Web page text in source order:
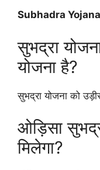
Subhadra
सुभद्रा
योजना है?
सुभद्रा योजना को
ओड़िसा
मिलेगा?